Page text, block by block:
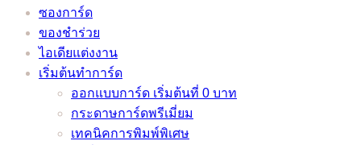
ซองการ์ด
ของชำร่วย
ไอเดียแต่งงาน
เริ่มต้นทำการ์ด
ออกแบบการ์ด เริ่มต้นที่ 0 บาท
กระดาษการ์ดพรีเมี่ยม
เทคนิคการพิมพ์พิเศษ